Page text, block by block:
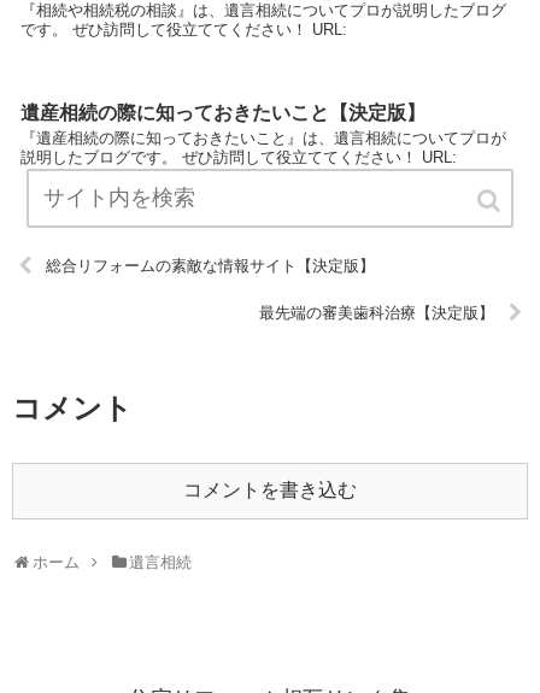
『相続や相続税の相談』は、遺言相続についてプロが説明したブログ
です。 ぜひ訪問して役立ててください！ URL:
遺産相続の際に知っておきたいこと【決定版】
『遺産相続の際に知っておきたいこと』は、遺言相続についてプロが
説明したブログです。 ぜひ訪問して役立ててください！ URL:
総合リフォームの素敵な情報サイト【決定版】
最先端の審美歯科治療【決定版】
コメント
コメントを書き込む
ホーム 遺言相続